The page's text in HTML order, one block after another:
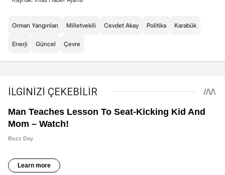
Orman Yangınları Milletvekili Cevdet Akay Politika Karabük
Enerji Güncel Çevre